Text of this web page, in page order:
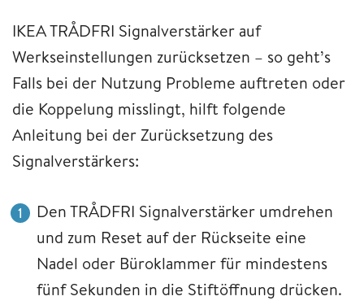
IKEA TRÅDFRI Signalverstärker auf
Werkseinstellungen zurücksetzen – so geht’s
Falls bei der Nutzung Probleme auftreten oder
die Koppelung misslingt, hilft folgende
Anleitung bei der Zurücksetzung des
Signalverstärkers:
Den TRÅDFRI Signalverstärker umdrehen
und zum Reset auf der Rückseite eine
Nadel oder Büroklammer für mindestens
fünf Sekunden in die Stiftöffnung drücken.